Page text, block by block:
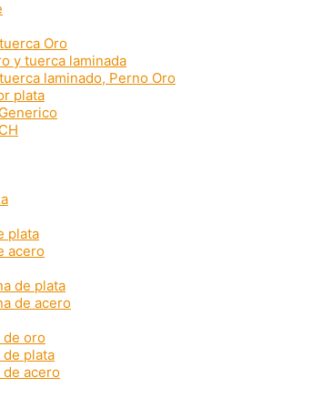
Oro
y tuerca laminada
laminado, Perno Oro
plata
Generico
CH
plata
acero
de plata
de acero
de oro
de plata
de acero